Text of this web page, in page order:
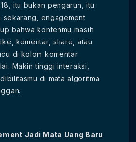
itu bukan pengaruh, itu
sekarang, engagement
bahwa kontenmu masih
komentar, share, atau
di kolom komentar
Makin tinggi interaksi,
di mata algoritma
Jadi Mata Uang Baru